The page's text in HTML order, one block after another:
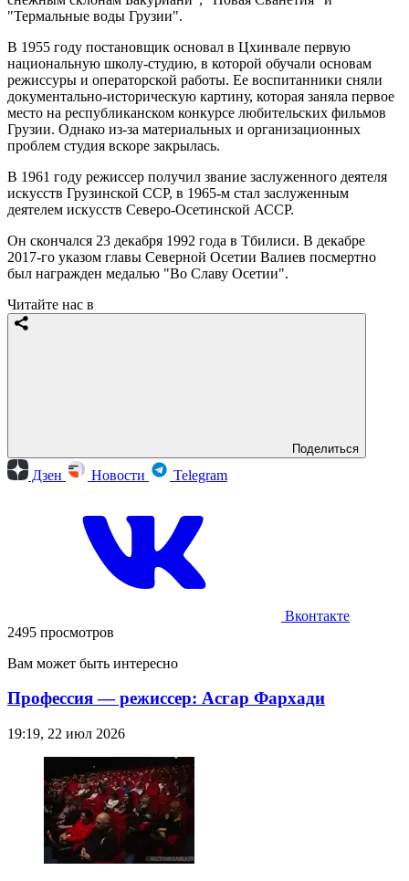
"Термальные воды Грузии".
В 1955 году постановщик основал в Цхинвале первую
национальную школу-студию, в которой обучали основам
режиссуры и операторской работы. Ее воспитанники сняли
документально-историческую картину, которая заняла первое
место на республиканском конкурсе любительских фильмов
Грузии. Однако из-за материальных и организационных
проблем студия вскоре закрылась.
В 1961 году режиссер получил звание заслуженного деятеля
искусств Грузинской ССР, в 1965-м стал заслуженным
деятелем искусств Северо-Осетинской АССР.
Он скончался 23 декабря 1992 года в Тбилиси. В декабре
2017-го указом главы Северной Осетии Валиев посмертно
был награжден медалью "Во Славу Осетии".
Читайте нас в
Поделиться
Дзен Новости Telegram
Вконтакте
2495 просмотров
Вам может быть интересно
Профессия — режиссер: Асгар Фархади
19:19, 22 июл 2026